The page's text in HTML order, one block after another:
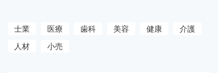
士業 医療 歯科 美容 健康
介護
人材
小売